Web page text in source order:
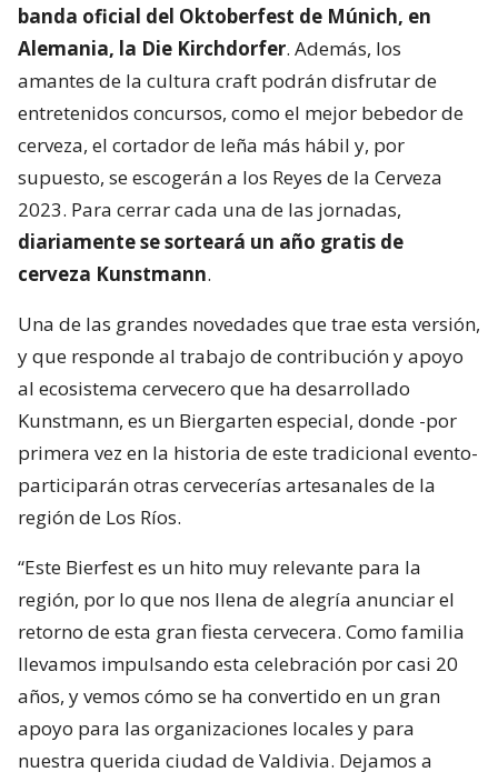
banda oficial del Oktoberfest de Múnich, en
Alemania, la Die Kirchdorfer. Además, los
amantes de la cultura craft podrán disfrutar de
entretenidos concursos, como el mejor bebedor de
cerveza, el cortador de leña más hábil y, por
supuesto, se escogerán a los Reyes de la Cerveza
2023. Para cerrar cada una de las jornadas,
diariamente se sorteará un año gratis de
cerveza Kunstmann.
Una de las grandes novedades que trae esta versión,
y que responde al trabajo de contribución y apoyo
al ecosistema cervecero que ha desarrollado
Kunstmann, es un Biergarten especial, donde -por
primera vez en la historia de este tradicional evento-
participarán otras cervecerías artesanales de la
región de Los Ríos.
“Este Bierfest es un hito muy relevante para la
región, por lo que nos llena de alegría anunciar el
retorno de esta gran fiesta cervecera. Como familia
llevamos impulsando esta celebración por casi 20
años, y vemos cómo se ha convertido en un gran
apoyo para las organizaciones locales y para
nuestra querida ciudad de Valdivia. Dejamos a